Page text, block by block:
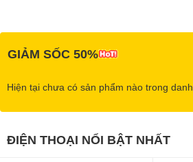
GIẢM SỐC 50%
Hiện tại chưa có sản phẩm nào trong danh
ĐIỆN THOẠI NỔI BẬT NHẤT